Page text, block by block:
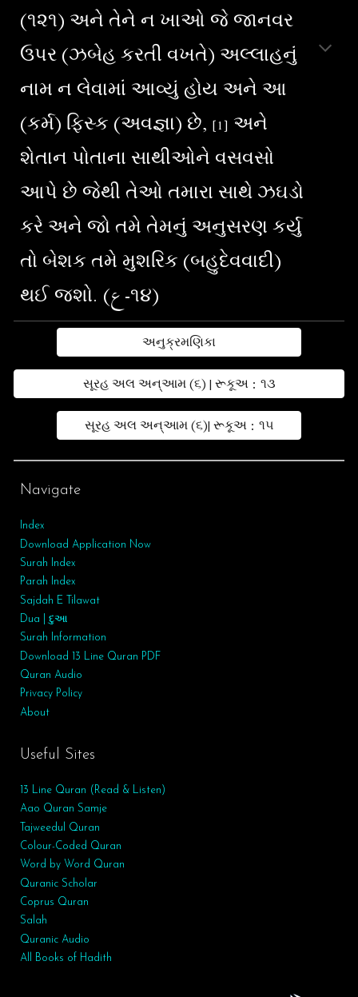
(૧૨૧) અને તેને ન ખાઓ જે જાનવર
ઉપર (ઝબેહ કરતી વખતે) અલ્લાહનું
નામ ન લેવામાં આવ્યું હોય અને આ
(કર્મ) ફિસ્ક (અવજ્ઞા) છે, [1] અને
શેતાન પોતાના સાથીઓને વસવસો
આપે છે જેથી તેઓ તમારા સાથે ઝઘડો
કરે અને જો તમે તેમનું અનુસરણ કર્યુ
તો બેશક તમે મુશરિક (બહુદેવવાદી)
થઈ જશો. (ع-૧૪)
અનુક્રમણિકા
સૂરહ અલ અન્આમ (૬) | રૂકૂઅ : ૧૩
સૂરહ અલ અન્આમ (૬)| રૂકૂઅ : ૧૫
Navigate
Index
Download Application Now
Surah Index
Parah Index
Sajdah E Tilawat
Dua | દુઆ
Surah Information
Download 13 Line Quran PDF
Quran Audio
Privacy Policy
About
Useful Sites
13 Line Quran (Read & Listen)
Aao Quran Samje
Tajweedul Quran
Colour-Coded Quran
Word by Word Quran
Quranic Scholar
Coprus Quran
Salah
Quranic Audio
All Books of Hadith